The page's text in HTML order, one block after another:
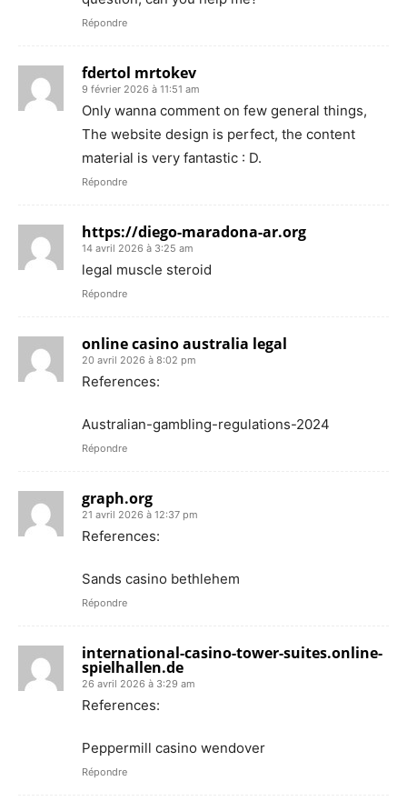
Répondre
fdertol mrtokev
9 février 2026 à 11:51 am
Only wanna comment on few general things,
The website design is perfect, the content
material is very fantastic : D.
Répondre
https://diego-maradona-ar.org
14 avril 2026 à 3:25 am
legal muscle steroid
Répondre
online casino australia legal
20 avril 2026 à 8:02 pm
References:
Australian-gambling-regulations-2024
Répondre
graph.org
21 avril 2026 à 12:37 pm
References:
Sands casino bethlehem
Répondre
international-casino-tower-suites.online-
spielhallen.de
26 avril 2026 à 3:29 am
References:
Peppermill casino wendover
Répondre